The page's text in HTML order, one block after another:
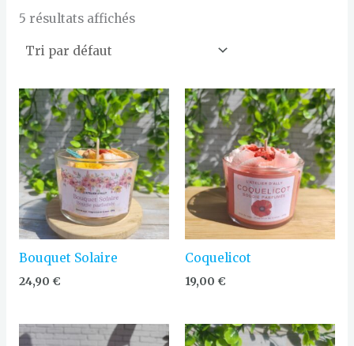
5 résultats affichés
Bouquet Solaire
24,90 €
Coquelicot
19,00 €